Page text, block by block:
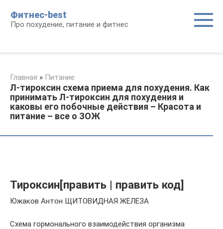
контенту
Фитнес-best
Про похудение, питание и фитнес
Главная » Питание
Л-тироксин схема приема для похудения. Как
принимать Л-тироксин для похудения и
каковы его побочные действия – Красота и
питание – все о ЗОЖ
Тироксин[править | править код]
Южаков Антон ЩИТОВИДНАЯ ЖЕЛЕЗА
Схема гормонального взаимодействия организма